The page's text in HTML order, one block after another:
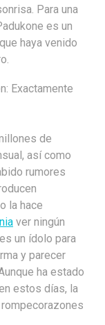
Para una
es un
haya venido
Exactamente
de
así como
rumores
la hace
ver ningún
un ídolo para
y parecer
ha estado
estos días, la